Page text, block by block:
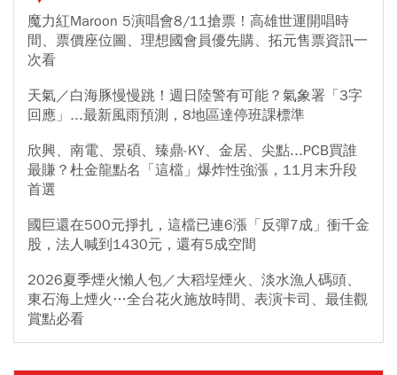
魔力紅Maroon 5演唱會8/11搶票！高雄世運開唱時
間、票價座位圖、理想國會員優先購、拓元售票資訊一
次看
天氣／白海豚慢慢跳！週日陸警有可能？氣象署「3字
回應」...最新風雨預測，8地區達停班課標準
欣興、南電、景碩、臻鼎-KY、金居、尖點...PCB買誰
最賺？杜金龍點名「這檔」爆炸性強漲，11月末升段
首選
國巨還在500元掙扎，這檔已連6漲「反彈7成」衝千金
股，法人喊到1430元，還有5成空間
2026夏季煙火懶人包／大稻埕煙火、淡水漁人碼頭、
東石海上煙火…全台花火施放時間、表演卡司、最佳觀
賞點必看